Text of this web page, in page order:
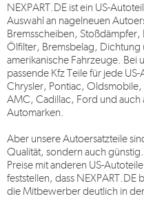
NEXPART.DE ist ein US-
Auswahl an nagelneuen
Bremsscheiben,
Ölfilter, Bremsbelag, Dichtung
amerikanische Fahrzeuge. Bei
passende Kfz Teile für jede
Chrysler, Pontiac,
AMC, Cadillac, Ford und auch
Automarken.
Aber unsere Autoersatzteile
Qualität, sondern auch
Preise mit anderen US-
feststellen, dass NEXPART.DE
die Mitbewerber deutlich in